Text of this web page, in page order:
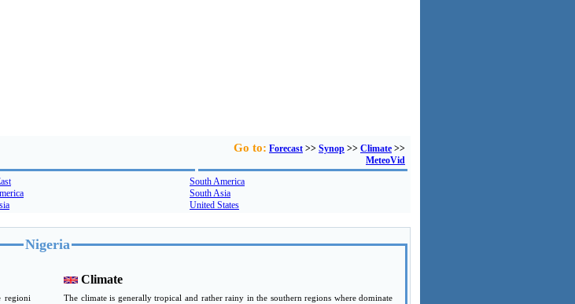
Go to: Forecast >> Synop >> Climate >>
MeteoVid
South America
South Asia
United States
Nigeria
Climate
regioni
The climate is generally tropical and rather rainy in the southern regions where dominate